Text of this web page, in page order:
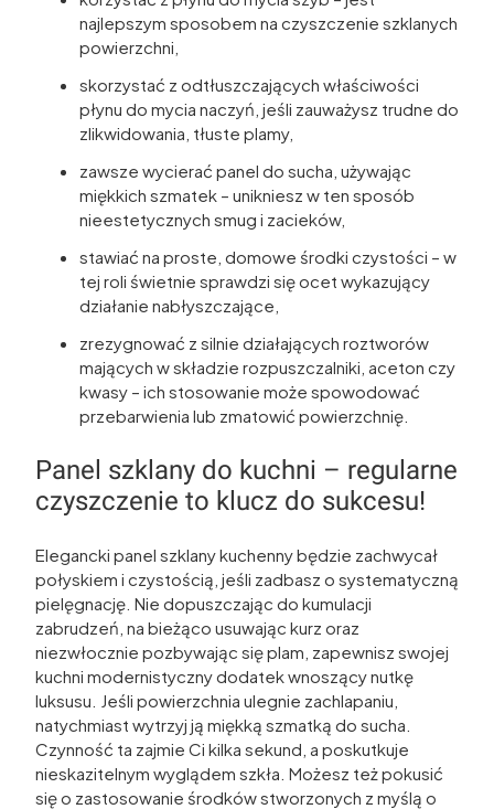
najlepszym sposobem na czyszczenie szklanych
powierzchni,
skorzystać z odtłuszczających właściwości
płynu do mycia naczyń, jeśli zauważysz trudne do
zlikwidowania, tłuste plamy,
zawsze wycierać panel do sucha, używając
miękkich szmatek – unikniesz w ten sposób
nieestetycznych smug i zacieków,
stawiać na proste, domowe środki czystości – w
tej roli świetnie sprawdzi się ocet wykazujący
działanie nabłyszczające,
zrezygnować z silnie działających roztworów
mających w składzie rozpuszczalniki, aceton czy
kwasy – ich stosowanie może spowodować
przebarwienia lub zmatowić powierzchnię.
Panel szklany do kuchni – regularne
czyszczenie to klucz do sukcesu!
Elegancki panel szklany kuchenny będzie zachwycał
połyskiem i czystością, jeśli zadbasz o systematyczną
pielęgnację. Nie dopuszczając do kumulacji
zabrudzeń, na bieżąco usuwając kurz oraz
niezwłocznie pozbywając się plam, zapewnisz swojej
kuchni modernistyczny dodatek wnoszący nutkę
luksusu. Jeśli powierzchnia ulegnie zachlapaniu,
natychmiast wytrzyj ją miękką szmatką do sucha.
Czynność ta zajmie Ci kilka sekund, a poskutkuje
nieskazitelnym wyglądem szkła. Możesz też pokusić
się o zastosowanie środków stworzonych z myślą o